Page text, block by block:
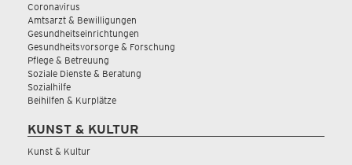
Coronavirus
Amtsarzt & Bewilligungen
Gesundheitseinrichtungen
Gesundheitsvorsorge & Forschung
Pflege & Betreuung
Soziale Dienste & Beratung
Sozialhilfe
Beihilfen & Kurplätze
KUNST & KULTUR
Kunst & Kultur